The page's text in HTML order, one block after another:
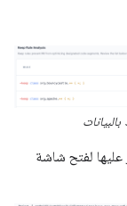
عليها لفتح شاشة